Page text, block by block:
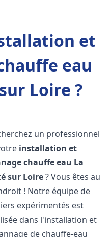
et
eau
Loire ?
un professionnel
installation et
chauffe eau La
sur Loire? Vous êtes au
! Notre équipe de
expérimentés est
dans l'installation et
de chauffe-eau